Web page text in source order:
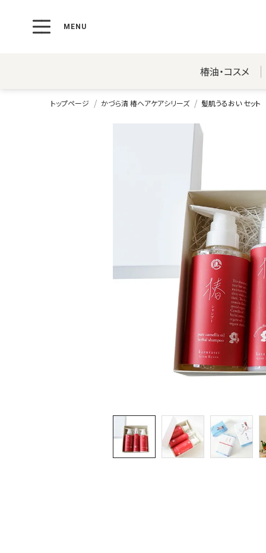
椿油・コスメ
トップページ かづら清 椿ヘアケアシリーズ 髪肌うるおい セット